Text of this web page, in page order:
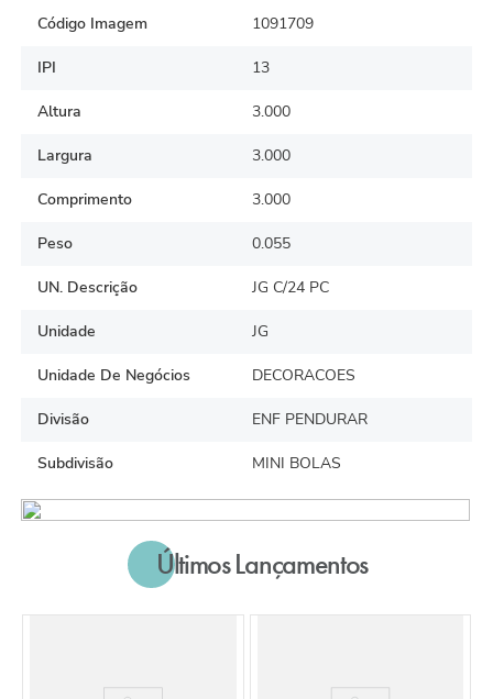
Código Imagem 1091709
IPI 13
Altura 3.000
Largura 3.000
Comprimento 3.000
Peso 0.055
UN. Descrição JG C/24 PC
Unidade JG
Unidade De Negócios DECORACOES
Divisão ENF PENDURAR
Subdivisão MINI BOLAS
Últimos Lançamentos